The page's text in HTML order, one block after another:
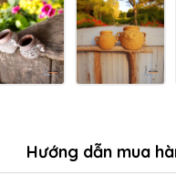
Hướng dẫn mua